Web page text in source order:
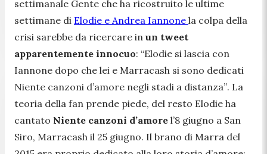
settimanale Gente che ha ricostruito le ultime
settimane di Elodie e Andrea Iannone la colpa della
crisi sarebbe da ricercare in un tweet
apparentemente innocuo: “Elodie si lascia con
Iannone dopo che lei e Marracash si sono dedicati
Niente canzoni d’amore negli stadi a distanza”. La
teoria della fan prende piede, del resto Elodie ha
cantato Niente canzoni d’amore l’8 giugno a San
Siro, Marracash il 25 giugno. Il brano di Marra del